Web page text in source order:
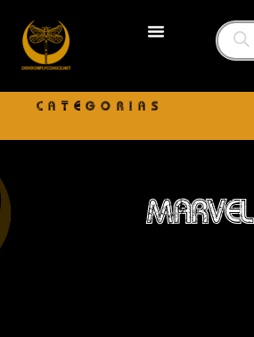
CATEGORIAS
MARVEL